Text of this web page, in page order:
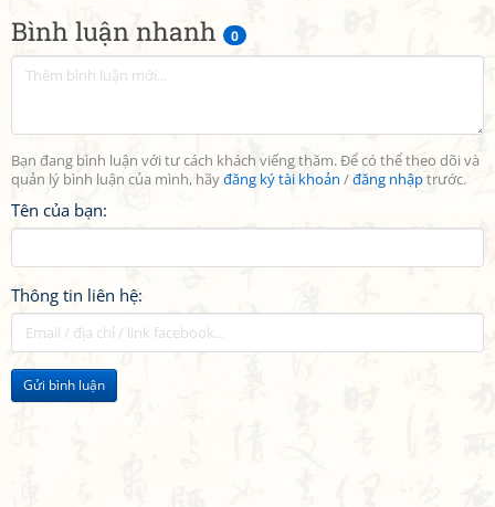
Bình luận nhanh 0
Bạn đang bình luận với tư cách khách viếng thăm. Để có thể theo dõi và
quản lý bình luận của mình, hãyđăng ký tài khoản /đăng nhậptrước.
Tên của bạn:
Thông tin liên hệ:
Gửi bình luận